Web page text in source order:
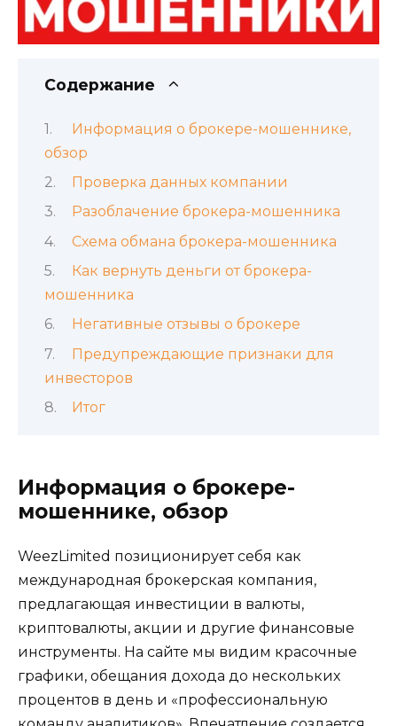
Содержание
Информация о брокере-мошеннике,
обзор
Проверка данных компании
Разоблачение брокера-мошенника
Схема обмана брокера-мошенника
Как вернуть деньги от брокера-
мошенника
Негативные отзывы о брокере
Предупреждающие признаки для
инвесторов
Итог
Информация о брокере-
мошеннике, обзор
WeezLimited позиционирует себя как
международная брокерская компания,
предлагающая инвестиции в валюты,
криптовалюты, акции и другие финансовые
инструменты. На сайте мы видим красочные
графики, обещания дохода до нескольких
процентов в день и «профессиональную